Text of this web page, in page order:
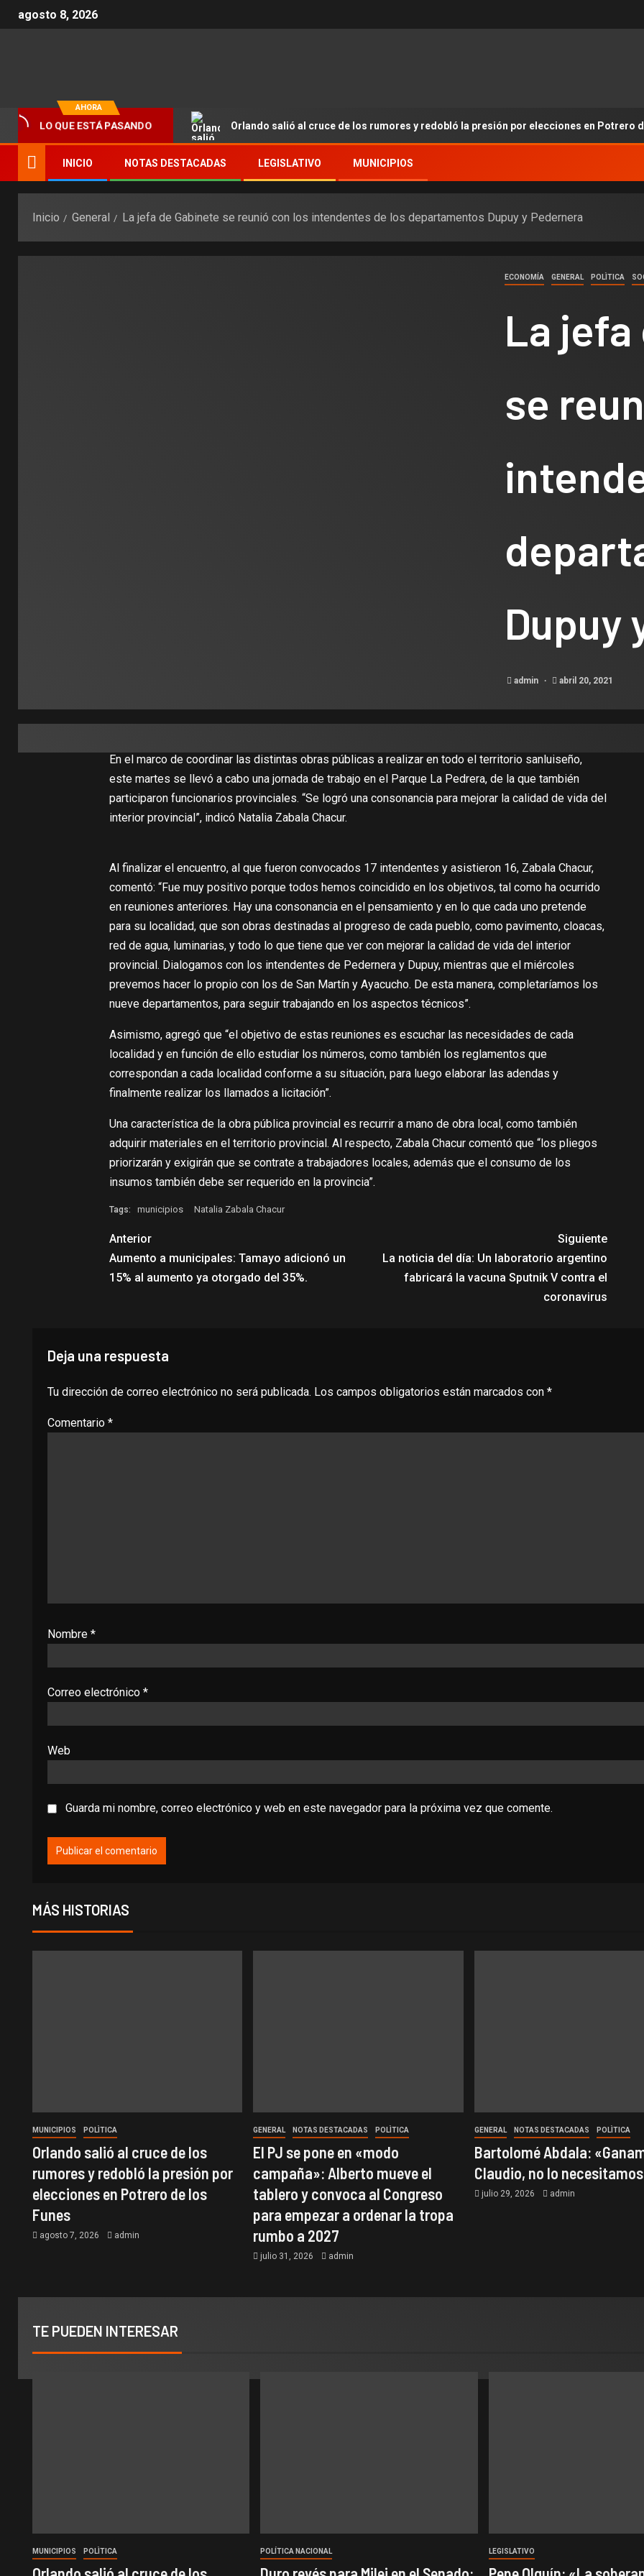
agosto 8, 2026
AHORA
LO QUE ESTÁ PASANDO Orlando salió al cruce de los rumores y redobló la presión por elecciones en Potrero
INICIO NOTAS DESTACADAS LEGISLATIVO MUNICIPIOS
Inicio General La jefa de Gabinete se reunió con los intendentes de los departamentos Dupuy y Pedernera
ECONOMÍA GENERAL POLÌTICA
La jefa
se
Dupuy
admin abril 20, 2021
En el marco de coordinar las distintas obras públicas a realizar en todo el territorio sanluiseño,
este martes se llevó a cabo una jornada de trabajo en el Parque La Pedrera, de la que también
participaron funcionarios provinciales. “Se logró una consonancia para mejorar la calidad de vida del
interior provincial”, indicó Natalia Zabala Chacur.
Al finalizar el encuentro, al que fueron convocados 17 intendentes y asistieron 16, Zabala Chacur,
comentó: “Fue muy positivo porque todos hemos coincidido en los objetivos, tal como ha ocurrido
en reuniones anteriores. Hay una consonancia en el pensamiento y en lo que cada uno pretende
para su localidad, que son obras destinadas al progreso de cada pueblo, como pavimento, cloacas,
red de agua, luminarias, y todo lo que tiene que ver con mejorar la calidad de vida del interior
provincial. Dialogamos con los intendentes de Pedernera y Dupuy, mientras que el miércoles
prevemos hacer lo propio con los de San Martín y Ayacucho. De esta manera, completaríamos los
nueve departamentos, para seguir trabajando en los aspectos técnicos”.
Asimismo, agregó que “el objetivo de estas reuniones es escuchar las necesidades de cada
localidad y en función de ello estudiar los números, como también los reglamentos que
correspondan a cada localidad conforme a su situación, para luego elaborar las adendas y
finalmente realizar los llamados a licitación”.
Una característica de la obra pública provincial es recurrir a mano de obra local, como también
adquirir materiales en el territorio provincial. Al respecto, Zabala Chacur comentó que “los pliegos
priorizarán y exigirán que se contrate a trabajadores locales, además que el consumo de los
insumos también debe ser requerido en la provincia”.
Tags: municipios Natalia Zabala Chacur
Anterior
Aumento a municipales: Tamayo adicionó un
15% al aumento ya otorgado del 35%.
Siguiente
La noticia del día: Un laboratorio argentino
fabricará la vacuna Sputnik V contra el
coronavirus
Deja una respuesta
Tu dirección de correo electrónico no será publicada. Los campos obligatorios están marcados con *
Comentario *
Nombre *
Correo electrónico *
Web
Guarda mi nombre, correo electrónico y web en este navegador para la próxima vez que comente.
MÁS HISTORIAS
MUNICIPIOS POLÌTICA
Orlando salió al cruce de los
rumores y redobló la presión por
elecciones en Potrero de los
Funes
agosto 7, 2026 admin
GENERAL NOTAS DESTACADAS POLÌTICA
El PJ se pone en «modo
campaña»: Alberto mueve el
tablero y convoca al Congreso
para empezar a ordenar la tropa
rumbo a 2027
julio 31, 2026 admin
GENERAL NOTAS DESTACADAS POLÌTICA
Bartolomé Abdala:
Claudio, no lo
julio 29, 2026 admin
TE PUEDEN INTERESAR
MUNICIPIOS POLÌTICA POLÍTICA NACIONAL LEGISLATIVO